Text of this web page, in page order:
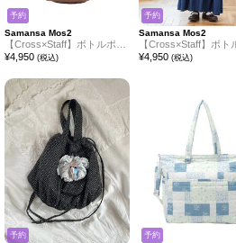
予約
Samansa Mos2
¥4,950 (税込)
予約
Samansa Mos2
¥4,950 (税込)
予約 予約